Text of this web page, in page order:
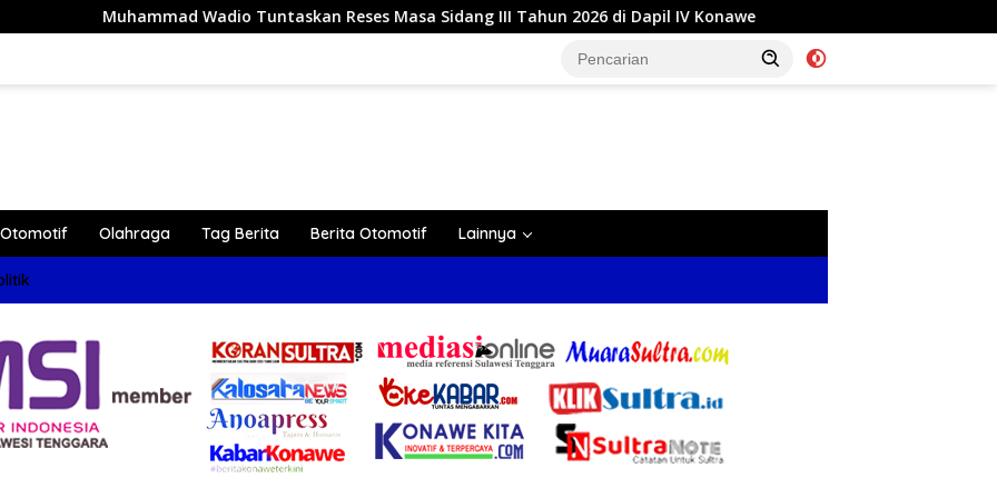
Wadio Tuntaskan Reses Masa Sidang III Tahun 2026 di Dapil IV Konawe Reses di Labela, Anggota DPRD Sultra
Otomotif Olahraga Tag Berita Berita Otomotif Lainnya